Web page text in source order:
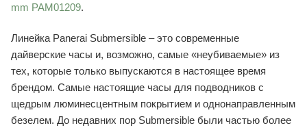
mm PAM01209.
Линейка Panerai Submersible – это современные
дайверские часы и, возможно, самые «неубиваемые» из
тех, которые только выпускаются в настоящее время
брендом. Самые настоящие часы для подводников с
щедрым люминесцентным покрытием и однонаправленным
безелем. До недавних пор Submersible были частью более